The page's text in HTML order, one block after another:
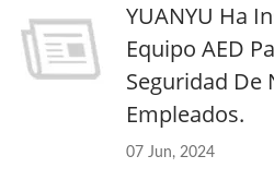
YUANYU Ha
Equipo AED
Seguridad De
Empleados.
07 Jun, 2024